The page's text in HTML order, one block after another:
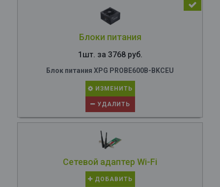
Блоки питания
1шт. за 3768 руб.
Блок питания XPG PROBE600B-BKCEU
ИЗМЕНИТЬ
УДАЛИТЬ
Сетевой адаптер Wi-Fi
ДОБАВИТЬ